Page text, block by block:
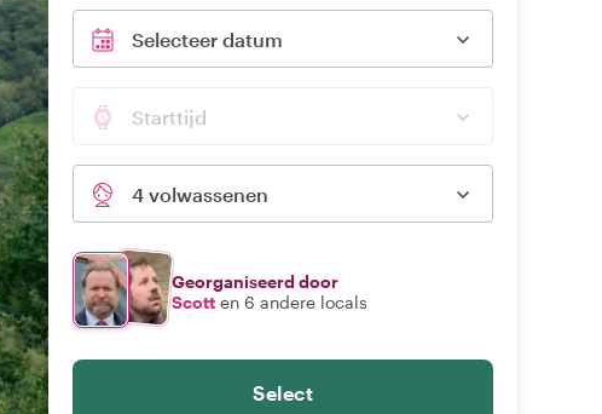
Selecteer datum
Starttijd
4 volwassenen
Georganiseerd door
Scott en 6 andere locals
Select